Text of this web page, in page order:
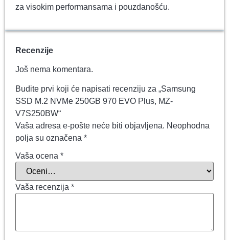
za visokim performansama i pouzdanošću.
Recenzije
Još nema komentara.
Budite prvi koji će napisati recenziju za „Samsung
SSD M.2 NVMe 250GB 970 EVO Plus, MZ-
V7S250BW“
Vaša adresa e-pošte neće biti objavljena. Neophodna
polja su označena *
Vaša ocena *
Vaša recenzija *